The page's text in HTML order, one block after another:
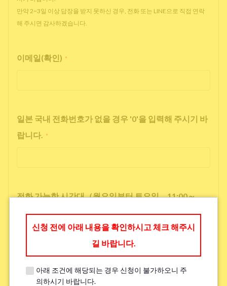
만약 2~3일 이상 답장을 받지 못하신 경우, 전화 또는 LINE으로 직접 연락
해 주시면 감사하겠습니다.
이메일(확인) *
일본 국내 전화번호가 없을 경우 '0'을 입력해 주시기 바
랍니다.
*
전화 가능한 시간대（월요일부터 토요일 11:00～
17:00） *
※견학 전에 전화나 LINE, Zoom을 통해 견학에 대한 세부 내용을 안내해 드
신청 전에 아래 내용을 확인하시고 체크 해주시
길 바랍니다.
아래 조건에 해당되는 경우 신청이 불가하오니 주
의하시기 바랍니다.